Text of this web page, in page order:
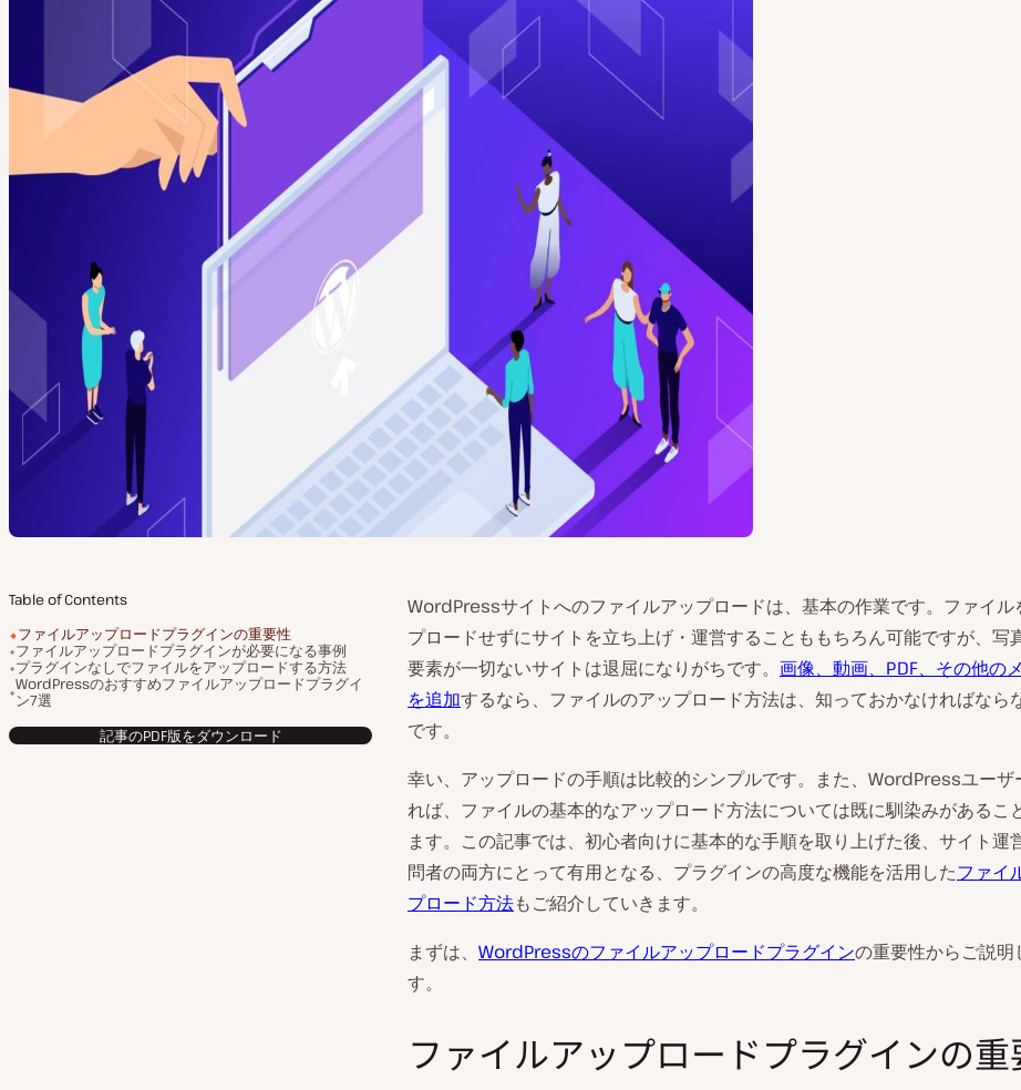
Table of Contents
ファイルアップロードプラグインの重要性
ファイルアップロードプラグインが必要になる事例
プラグインなしでファイルをアップロードする方法
WordPressのおすすめファイルアップロードプラグイ
ン7選
記事のPDF版をダウンロード
WordPressサイトへのファイルアップロードは、基本の作業です。ファイル
プロードせずにサイトを立ち上げ・運営することももちろん可能ですが、写
要素が一切ないサイトは退屈になりがちです。 画像、動画、PDF、その他の
を追加するなら、ファイルのアップロード方法は、知っておかなければなら
です。
幸い、アップロードの手順は比較的シンプルです。また、WordPressユーザ
れば、ファイルの基本的なアップロード方法については既に馴染みがあるこ
ます。この記事では、初心者向けに基本的な手順を取り上げた後、サイト運
問者の両方にとって有用となる、プラグインの高度な機能を活用したファイ
プロード方法もご紹介していきます。
まずは、 WordPressのファイルアップロードプラグインの重要性からご説明
す。
ファイルアップロードプラグインの重